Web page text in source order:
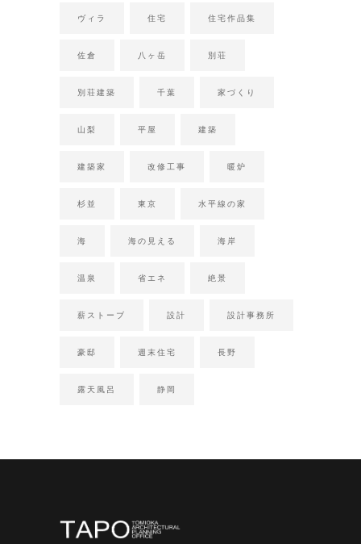
ヴィラ 住宅 住宅作品集
佐倉 八ヶ岳 別荘
別荘建築 千葉 家づくり
山梨 平屋 建築
建築家 改修工事 暖炉
杉並 東京 水平線の家
海 海の見える 海岸
温泉 省エネ 絶景
薪ストーブ 設計 設計事務所
豪邸 週末住宅 長野
露天風呂 静岡